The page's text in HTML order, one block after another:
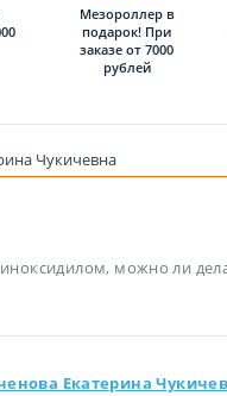
Мезороллер в
подарок! При
заказе от 7000
рублей
Чукичевна
можно ли
Екатерина